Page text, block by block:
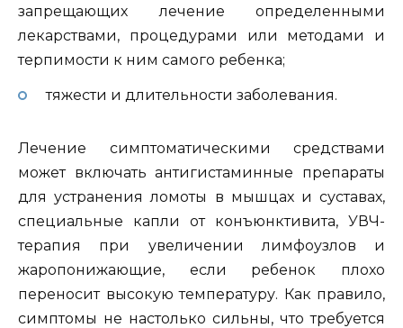
запрещающих лечение определенными
лекарствами, процедурами или методами и
терпимости к ним самого ребенка;
тяжести и длительности заболевания.
Лечение симптоматическими средствами
может включать антигистаминные препараты
для устранения ломоты в мышцах и суставах,
специальные капли от конъюнктивита, УВЧ-
терапия при увеличении лимфоузлов и
жаропонижающие, если ребенок плохо
переносит высокую температуру. Как правило,
симптомы не настолько сильны, что требуется